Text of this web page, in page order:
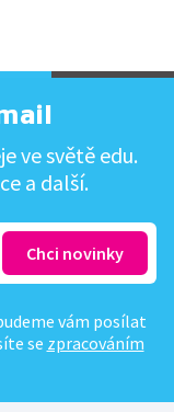
ve světě edu.
a další.
vám posílat
se zpracováním